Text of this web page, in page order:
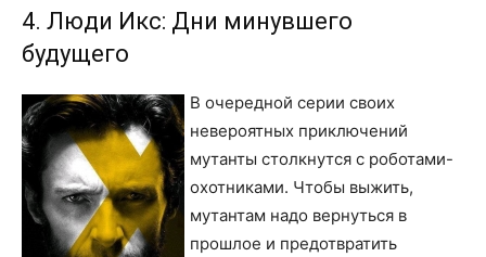
4. Люди Икс: Дни минувшего
будущего
В очередной серии своих
невероятных приключений
мутанты столкнутся с роботами-
охотниками. Чтобы выжить,
мутантам надо вернуться в
прошлое и предотвратить